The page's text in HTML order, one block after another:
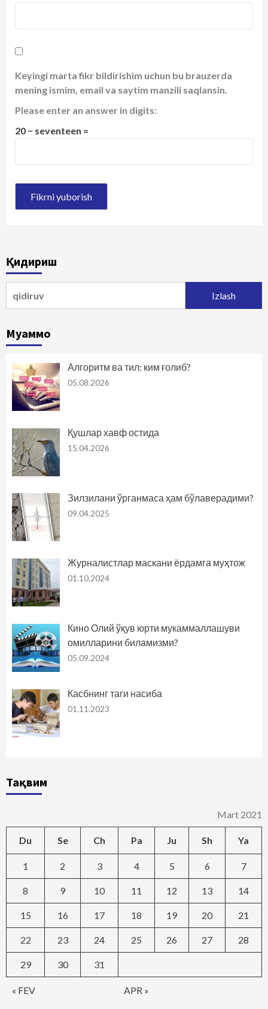
Keyingi marta fikr bildirishim uchun bu brauzerda
mening ismim, email va saytim manzili saqlansin.
Please enter an answer in digits:
20 − seventeen =
Қидириш
Муаммо
Алгоритм ва тил: ким ғолиб?
05.08.2026
Қушлар хавф остида
15.04.2026
Зилзилани ўрганмаса ҳам бўлаверадими?
09.04.2025
Журналистлар маскани ёрдамга муҳтож
01.10.2024
Кино Олий ўқув юрти мукаммаллашуви
омилларини биламизми?
05.09.2024
Касбнинг таги насиба
01.11.2023
Тақвим
Mart 2021
Du Se Ch Pa Ju Sh Ya
« FEV APR »
1 2 3 4 5 6 7
8 9 10 11 12 13 14
15 16 17 18 19 20 21
22 23 24 25 26 27 28
29 30 31